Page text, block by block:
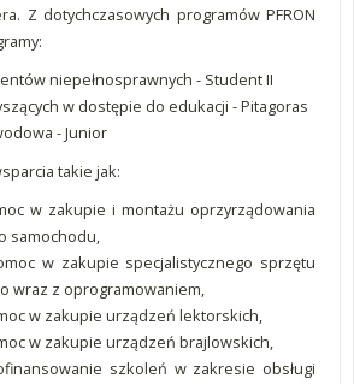
Z dotychczasowych programów PFRON
niepełnosprawnych - Student II
w dostępie do edukacji - Pitagoras
- Junior
takie jak:
w zakupie i montażu oprzyrządowania
samochodu,
w zakupie specjalistycznego sprzętu
wraz z oprogramowaniem,
w zakupie urządzeń lektorskich,
w zakupie urządzeń brajlowskich,
szkoleń w zakresie obsługi